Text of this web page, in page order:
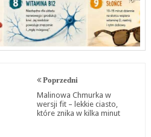
Poprzedni
Malinowa Chmurka w
wersji fit – lekkie ciasto,
które znika w kilka minut